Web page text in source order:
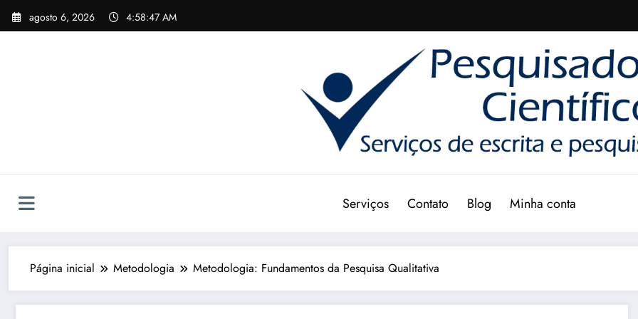
Pular
para
agosto 6, 2026 4:58:48 AM
Serviços Contato Blog Minha conta
Página inicial Metodologia Metodologia: Fundamentos da Pesquisa Qualitativa